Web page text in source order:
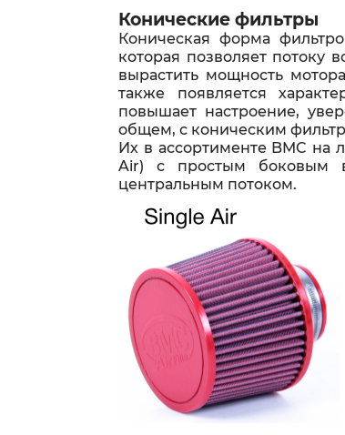
Конические фильтры
Коническая форма
которая позволяет потоку
вырастить мощность
также появляется
повышает настроение,
общем, с коническим
Их в ассортименте BMC на
Air) с простым боковым
центральным потоком.